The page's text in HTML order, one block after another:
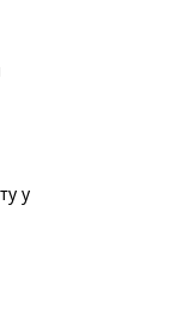
у